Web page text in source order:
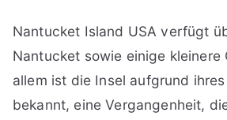
Nantucket Island USA verfügt
Nantucket sowie einige kleinere
allem ist die Insel aufgrund
bekannt, eine Vergangenheit,